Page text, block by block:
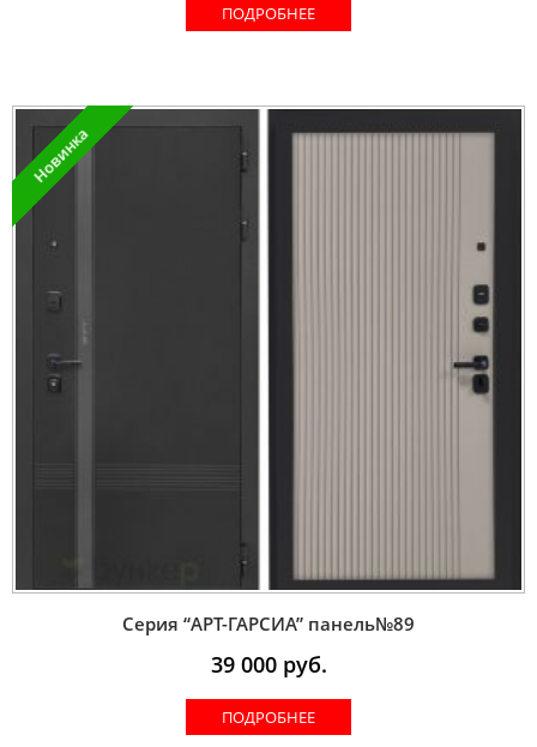
ПОДРОБНЕЕ
Новинка
Серия “AРT-ГАРСИА” панель№89
39 000руб.
ПОДРОБНЕЕ